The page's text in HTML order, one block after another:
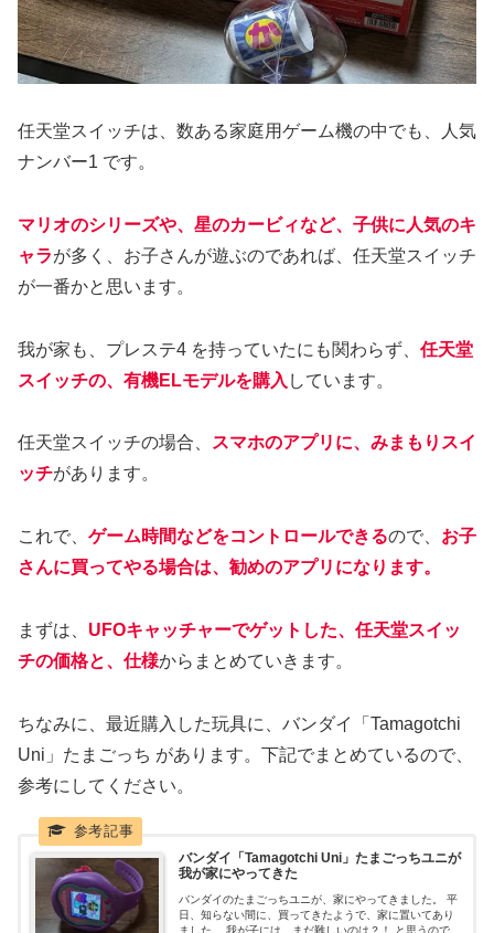
任天堂スイッチは、数ある家庭用ゲーム機の中でも、人気
ナンバー1 です。
マリオのシリーズや、星のカービィなど、子供に人気のキ
ャラが多く、お子さんが遊ぶのであれば、任天堂スイッチ
が一番かと思います。
我が家も、プレステ4 を持っていたにも関わらず、 任天堂
スイッチの、有機ELモデルを購入 しています。
任天堂スイッチの場合、
スマホのアプリに、みまもりスイ
ッチがあります。
これで、 ゲーム時間などをコントロールできるので、 お子
さんに買ってやる場合は、勧めのアプリになります。
まずは、 UFOキャッチャーでゲットした、任天堂スイッ
チの価格と、仕様からまとめていきます。
ちなみに、最近購入した玩具に、バンダイ「Tamagotchi
Uni」たまごっち があります。下記でまとめているので、
参考にしてください。
バンダイ「Tamagotchi Uni」たまごっちユニが
我が家にやってきた
バンダイのたまごっちユニが、家にやってきました。 平
日、知らない間に、買ってきたようで、家に置いてあり
ました。 我が子には、まだ難しいのは？！ と思うのです